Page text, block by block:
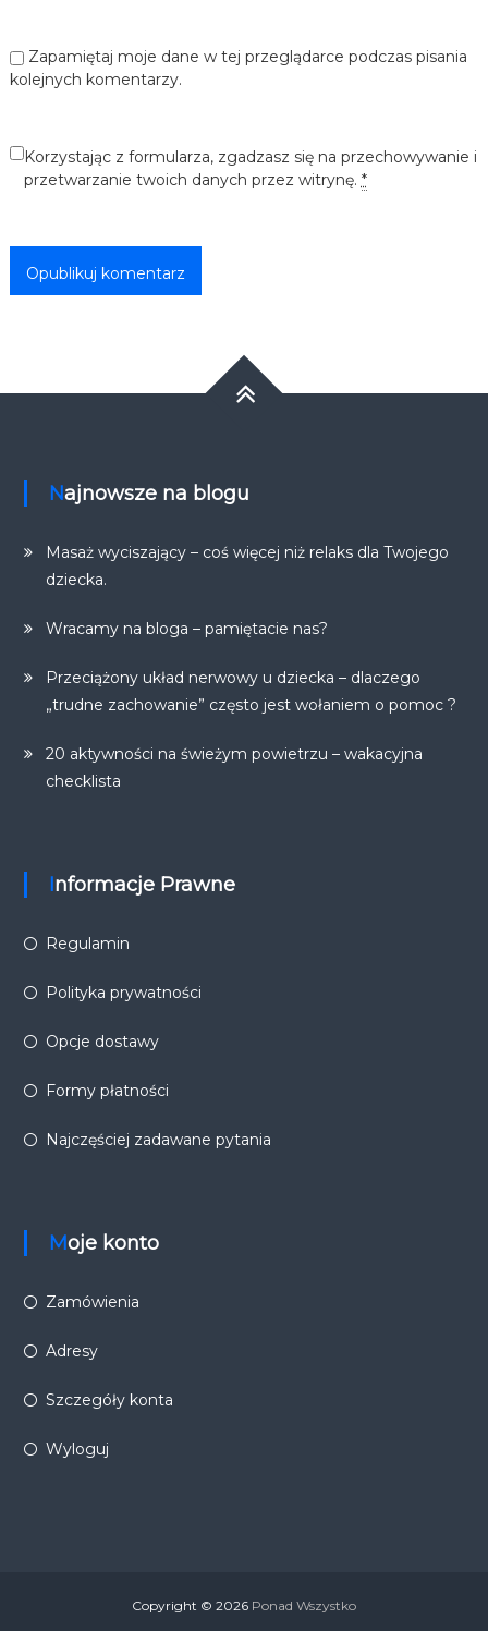
Zapamiętaj moje dane w tej przeglądarce podczas pisania
kolejnych komentarzy.
Korzystając z formularza, zgadzasz się na przechowywanie i
przetwarzanie twoich danych przez witrynę. *
Najnowsze na blogu
Masaż wyciszający – coś więcej niż relaks dla Twojego
dziecka.
Wracamy na bloga – pamiętacie nas?
Przeciążony układ nerwowy u dziecka – dlaczego
„trudne zachowanie” często jest wołaniem o pomoc ?
20 aktywności na świeżym powietrzu – wakacyjna
checklista
Informacje Prawne
Regulamin
Polityka prywatności
Opcje dostawy
Formy płatności
Najczęściej zadawane pytania
Moje konto
Zamówienia
Adresy
Szczegóły konta
Wyloguj
Copyright © 2026 Ponad Wszystko